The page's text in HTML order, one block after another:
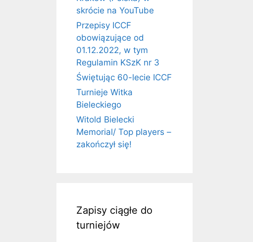
skrócie na YouTube
Przepisy ICCF
obowiązujące od
01.12.2022, w tym
Regulamin KSzK nr 3
Świętując 60-lecie ICCF
Turnieje Witka
Bieleckiego
Witold Bielecki
Memorial/ Top players –
zakończył się!
Zapisy ciągłe do
turniejów